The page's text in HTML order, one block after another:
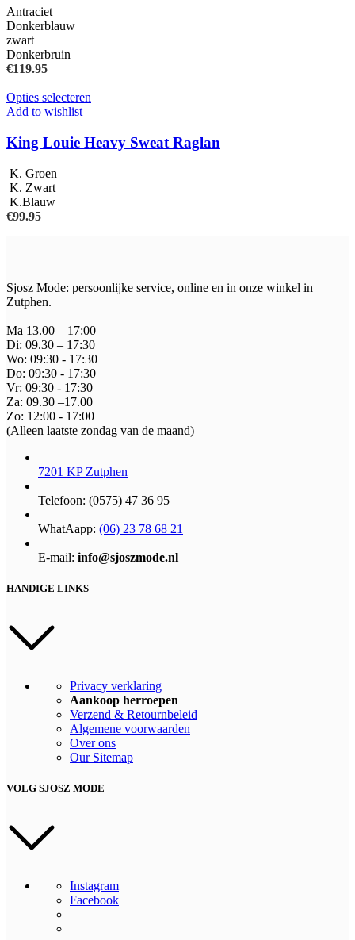
productpagina
Antraciet
Donkerblauw
zwart
Donkerbruin
€119.95
Opties selecteren
meerdere
variaties.
Add to wishlist
King Louie Heavy Sweat Raglan
K. Groen
K. Zwart
K.Blauw
€99.95
Sjosz Mode: persoonlijke service, online en in onze winkel in
Zutphen.
Ma 13.00 – 17:00
Di: 09.30 – 17:30
Wo: 09:30 - 17:30
Do: 09:30 - 17:30
Vr: 09:30 - 17:30
Za: 09.30 –17.00
Zo: 12:00 - 17:00
(Alleen laatste zondag van de maand)
7201 KP Zutphen
Telefoon: (0575) 47 36 95
WhatAapp: (06) 23 78 68 21
E-mail: info@sjoszmode.nl
HANDIGE LINKS
Privacy verklaring
Aankoop herroepen
Verzend & Retournbeleid
Algemene voorwaarden
Over ons
Our Sitemap
VOLG SJOSZ MODE
Instagram
Facebook